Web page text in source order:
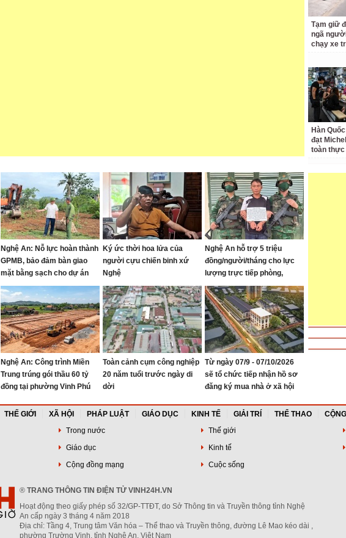
Nghệ An: Nỗ lực hoàn thành
GPMB, bảo đảm bàn giao
mặt bằng sạch cho dự án
cao tốc Vinh - Thanh Thủy
Ký ức thời hoa lửa của
người cựu chiến binh xứ
Nghệ
Nghệ An hỗ trợ 5 triệu
đồng/người/tháng cho lực
lượng trực tiếp phòng,
chống ma túy
Nghệ An: Công trình Miền
Trung trúng gói thầu 60 tỷ
đồng tại phường Vinh Phú
Toàn cảnh cụm công nghiệp
20 năm tuổi trước ngày di
dời
Từ ngày 07/9 - 07/10/2026
sẽ tổ chức tiếp nhận hồ sơ
đăng ký mua nhà ở xã hội
phường Vinh Lộc
Tạm giữ
ngã
chạy xe
Hàn
đạt
toàn thực
THẾ GIỚI XÃ HỘI PHÁP LUẬT GIÁO DỤC KINH TẾ GIẢI TRÍ THỂ THAO
Trong nước Thế giới
Giáo dục Kinh tế
Cộng đồng mạng Cuộc sống
® TRANG THÔNG TIN ĐIỆN TỬ VINH24H.VN
Hoạt động theo giấy phép số 32/GP-TTĐT, do Sở Thông tin và Truyền thông tỉnh Nghệ
An cấp ngày 3 tháng 4 năm 2018
Địa chỉ: Tầng 4, Trung tâm Văn hóa – Thể thao và Truyền thông, đường Lê Mao kéo dài ,
phường Trường Vinh, tỉnh Nghệ An, Việt Nam